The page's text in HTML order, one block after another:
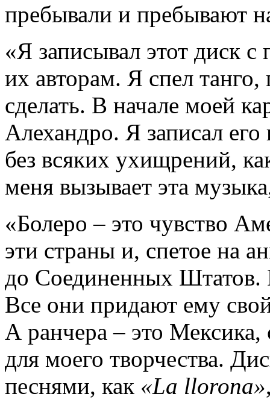
пребывали и пребывают
«Я записывал этот диск
их авторам. Я спел танго,
сделать. В начале моей
Алехандро. Я записал
без всяких ухищрений,
меня вызывает эта
«Болеро – это чувство
эти страны и, спетое на
до Соединенных Штатов.
Все они придают ему
А ранчера – это
для моего творчества.
песнями, как «La llorona»